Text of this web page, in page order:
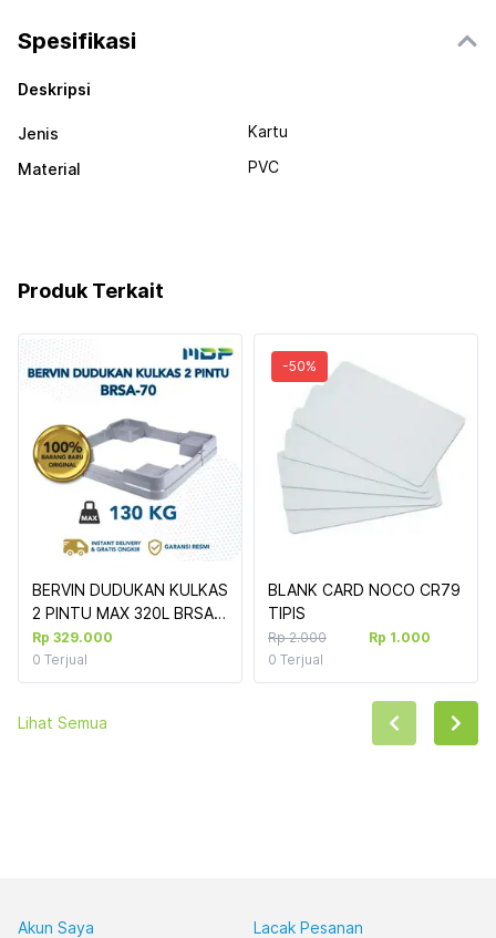
Spesifikasi
Deskripsi
Jenis
Kartu
Material
PVC
Produk Terkait
BERVIN DUDUKAN KULKAS
2 PINTU MAX 320L BRSA-
70 GREY
Rp 329.000
0 Terjual
-50%
BLANK CARD NOCO CR79
TIPIS
Rp 2.000
Rp 1.000
0 Terjual
Lihat Semua
Akun Saya Lacak Pesanan